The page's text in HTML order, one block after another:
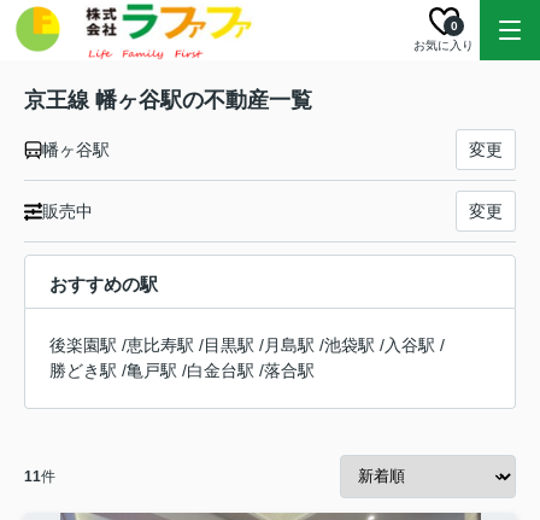
お気に入り
0
京王線 幡ヶ谷駅の不動産一覧
幡ヶ谷駅 変更
販売中 変更
おすすめの駅
後楽園駅 /恵比寿駅 /目黒駅 /月島駅 /池袋駅 /入谷駅 /
勝どき駅 /亀戸駅 /白金台駅 /落合駅
11件